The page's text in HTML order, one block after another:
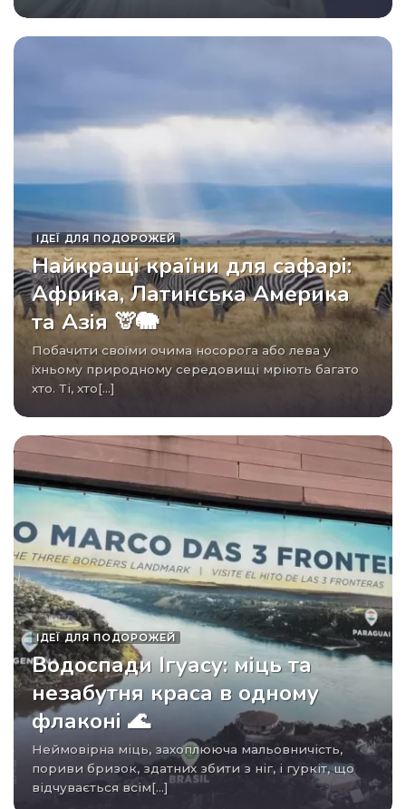
ІДЕЇ ​​ДЛЯ ПОДОРОЖЕЙ
Найкращі країни для сафарі:
Африка, Латинська Америка
та Азія 🦒🐘
Побачити своїми очима носорога або лева у
їхньому природному середовищі мріють багато
хто. Ті, хто[...]
ІДЕЇ ​​ДЛЯ ПОДОРОЖЕЙ
Водоспади Ігуасу: міць та
незабутня краса в одному
флаконі 🌊
Неймовірна міць, захоплююча мальовничість,
пориви бризок, здатних збити з ніг, і гуркіт, що
відчувається всім[...]